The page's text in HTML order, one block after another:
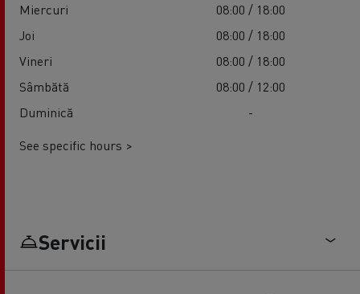
Miercuri
08:00 / 18:00
Joi
08:00 / 18:00
Vineri
08:00 / 18:00
Sâmbătă
08:00 / 12:00
Duminică
-
See specific hours >
Servicii